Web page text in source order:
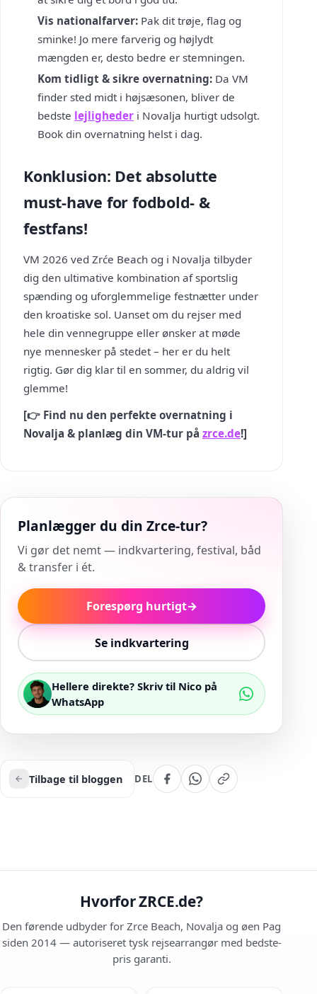
Vis nationalfarver: Pak dit trøje, flag og
sminke! Jo mere farverig og højlydt
mængden er, desto bedre er stemningen.
Kom tidligt & sikre overnatning: Da VM
finder sted midt i højsæsonen, bliver de
bedste lejligheder i Novalja hurtigt udsolgt.
Book din overnatning helst i dag.
Konklusion: Det absolutte
must-have for fodbold- &
festfans!
VM 2026 ved Zrće Beach og i Novalja tilbyder
dig den ultimative kombination af sportslig
spænding og uforglemmelige festnætter under
den kroatiske sol. Uanset om du rejser med
hele din vennegruppe eller ønsker at møde
nye mennesker på stedet – her er du helt
rigtig. Gør dig klar til en sommer, du aldrig vil
glemme!
[👉 Find nu den perfekte overnatning i
Novalja & planlæg din VM-tur på zrce.de!]
Planlægger du din Zrce-tur?
Vi gør det nemt — indkvartering, festival, båd
& transfer i ét.
Forespørg hurtigt→
Se indkvartering
Hellere direkte? Skriv til Nico på
WhatsApp
Tilbage til bloggen DEL
Hvorfor ZRCE.de?
Den førende udbyder for Zrce Beach, Novalja og øen Pag
siden 2014 — autoriseret tysk rejsearrangør med bedste-
pris garanti.